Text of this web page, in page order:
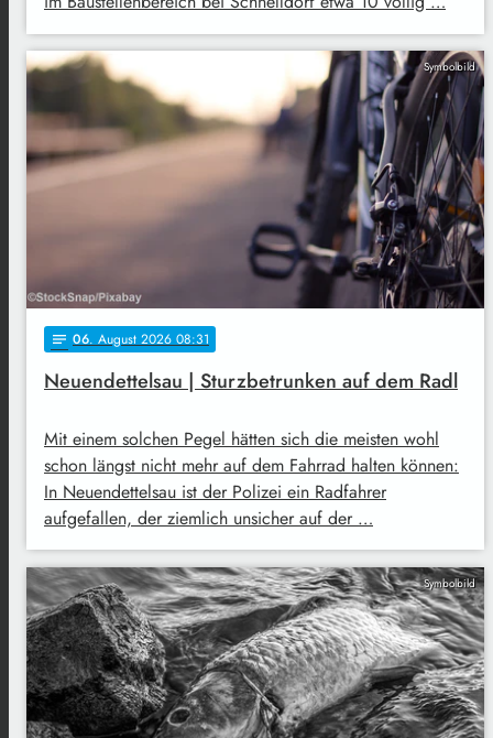
Symbolbild
notes 06. August 2026 08:31
Neuendettelsau | Sturzbetrunken auf dem Radl
Mit einem solchen Pegel hätten sich die meisten wohl
schon längst nicht mehr auf dem Fahrrad halten können:
In Neuendettelsau ist der Polizei ein Radfahrer
aufgefallen, der ziemlich unsicher auf der …
Symbolbild